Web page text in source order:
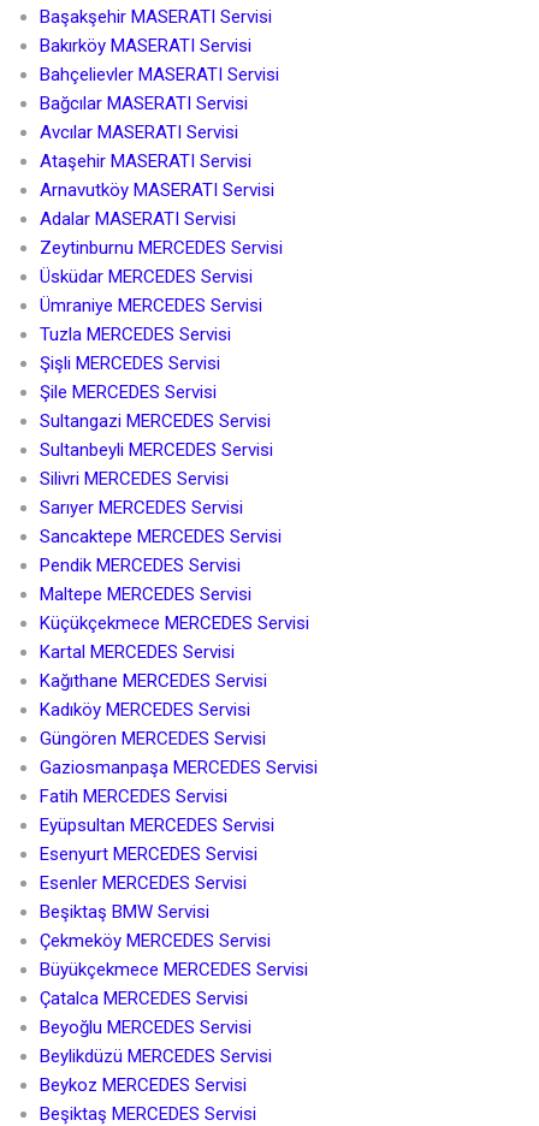
Başakşehir MASERATI Servisi
Bakırköy MASERATI Servisi
Bahçelievler MASERATI Servisi
Bağcılar MASERATI Servisi
Avcılar MASERATI Servisi
Ataşehir MASERATI Servisi
Arnavutköy MASERATI Servisi
Adalar MASERATI Servisi
Zeytinburnu MERCEDES Servisi
Üsküdar MERCEDES Servisi
Ümraniye MERCEDES Servisi
Tuzla MERCEDES Servisi
Şişli MERCEDES Servisi
Şile MERCEDES Servisi
Sultangazi MERCEDES Servisi
Sultanbeyli MERCEDES Servisi
Silivri MERCEDES Servisi
Sarıyer MERCEDES Servisi
Sancaktepe MERCEDES Servisi
Pendik MERCEDES Servisi
Maltepe MERCEDES Servisi
Küçükçekmece MERCEDES Servisi
Kartal MERCEDES Servisi
Kağıthane MERCEDES Servisi
Kadıköy MERCEDES Servisi
Güngören MERCEDES Servisi
Gaziosmanpaşa MERCEDES Servisi
Fatih MERCEDES Servisi
Eyüpsultan MERCEDES Servisi
Esenyurt MERCEDES Servisi
Esenler MERCEDES Servisi
Beşiktaş BMW Servisi
Çekmeköy MERCEDES Servisi
Büyükçekmece MERCEDES Servisi
Çatalca MERCEDES Servisi
Beyoğlu MERCEDES Servisi
Beylikdüzü MERCEDES Servisi
Beykoz MERCEDES Servisi
Beşiktaş MERCEDES Servisi